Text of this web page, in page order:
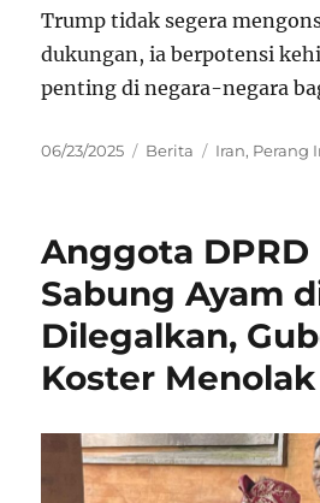
Trump tidak segera
dukungan, ia berpotensi
penting di negara-negara
Posted
06/23/2025 Categories
Berita Tags
Iran, Perang
Anggota DPRD
Sabung Ayam
Dilegalkan,
Koster Menolak